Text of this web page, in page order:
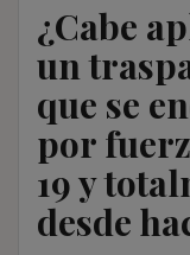
¿Cabe
un
que se
por
19 y
desde